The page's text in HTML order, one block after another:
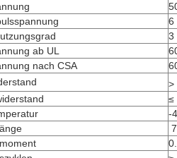
6
3
ab UL
nach CSA
>
≤
-